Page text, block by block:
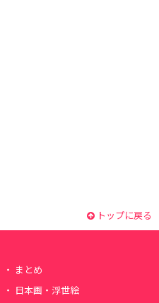
トップに戻る
まとめ
日本画・浮世絵